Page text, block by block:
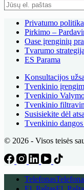
Privatumo politika
Pirkimo –
Oase įrenginių
Tvarumo strategija
ES Parama
Konsultacijos
Tvenkinio
Tvenkinio
Tvenkinio
Susisiekite dėl
Tvenkinio
© 2026 - Visos teisės
Telefonas